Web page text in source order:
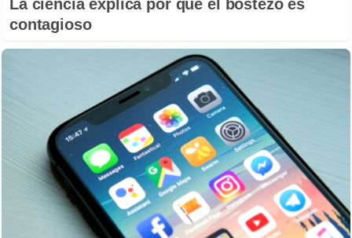
La ciencia explica por qué el bostezo es
contagioso